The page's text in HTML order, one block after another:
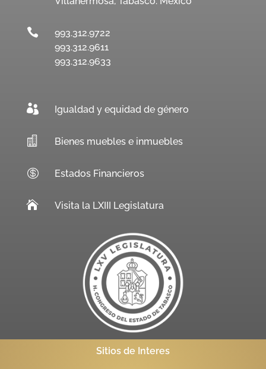

993.312.9722
993.312.9611
993.312.9633
 Igualdad y equidad de género
 Bienes muebles e inmuebles
 Estados Financieros
 Visita la LXIII Legislatura
Sitios de Interes